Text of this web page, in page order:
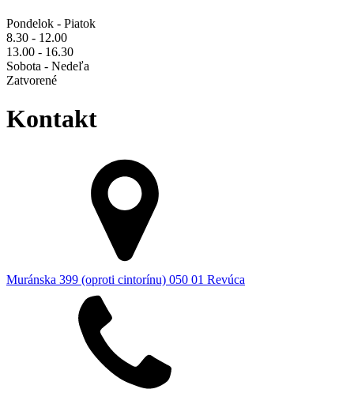
Pondelok - Piatok
8.30 - 12.00
13.00 - 16.30
Sobota - Nedeľa
Zatvorené
Kontakt
Muránska 399 (oproti cintorínu) 050 01 Revúca